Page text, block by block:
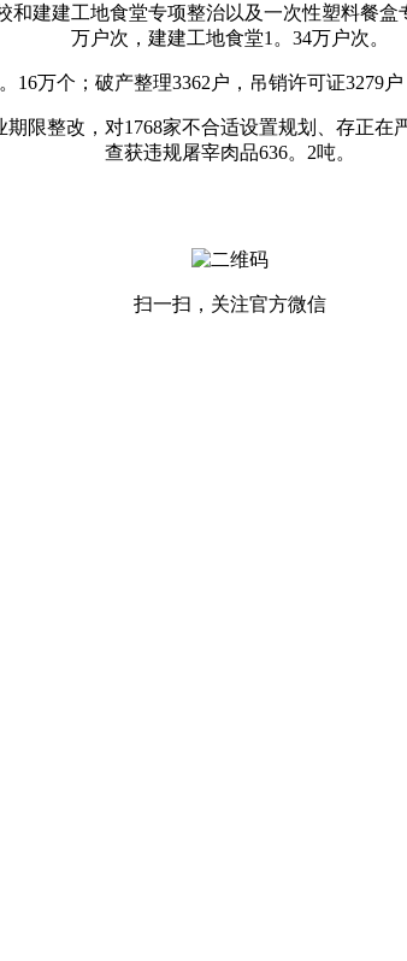
建工地食堂专项整治以及一次性塑料餐盒
万户次，建建工地食堂1。34万户次。
个；破产整理3362户，吊销许可证3279户
整改，对1768家不合适设置规划、存正在
查获违规屠宰肉品636。2吨。
扫一扫，关注官方微信